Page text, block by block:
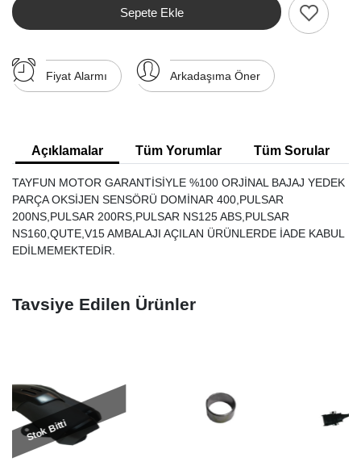
Sepete Ekle
Fiyat Alarmı Arkadaşıma Öner
Açıklamalar Tüm Yorumlar Tüm Sorular
TAYFUN MOTOR GARANTİSİYLE %100 ORJİNAL BAJAJ YEDEK
PARÇA OKSİJEN SENSÖRÜ DOMİNAR 400,PULSAR
200NS,PULSAR 200RS,PULSAR NS125 ABS,PULSAR
NS160,QUTE,V15 AMBALAJI AÇILAN ÜRÜNLERDE İADE KABUL
EDİLMEMEKTEDİR.
Tavsiye Edilen Ürünler